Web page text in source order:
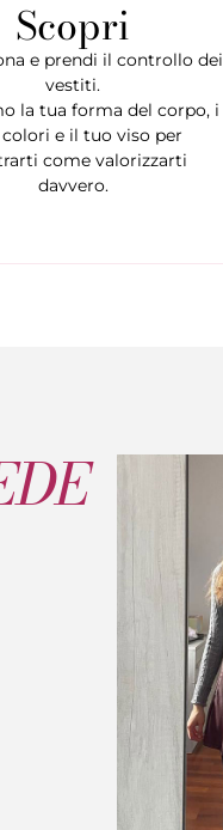
Scopri
e prendi il controllo dei
vestiti.
la tua forma del corpo, i
e il tuo viso per
come valorizzarti
davvero.